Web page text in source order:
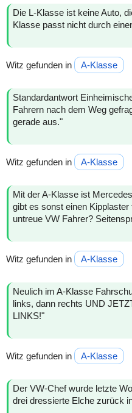
Die L-Klasse ist keine Auto,
Klasse passt nicht durch
Witz gefunden in A-Klasse
Standardantwort
Fahrern nach dem Weg
gerade aus."
Witz gefunden in A-Klasse
Mit der A-Klasse ist
gibt es sonst einen
untreue VW Fahrer?
Witz gefunden in A-Klasse
Neulich im A-Klasse
links, dann rechts UND
LINKS!"
Witz gefunden in A-Klasse
Der VW-Chef wurde letzte
drei dressierte Elche zurück